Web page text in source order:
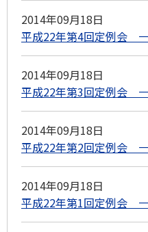
2014年09月18日
平成22年第4回定例会
2014年09月18日
平成22年第3回定例会
2014年09月18日
平成22年第2回定例会
2014年09月18日
平成22年第1回定例会